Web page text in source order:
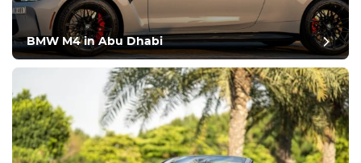
BMW M4 in Abu Dhabi